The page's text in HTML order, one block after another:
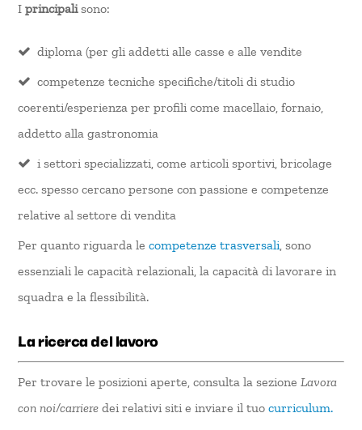
Iprincipalisono:
diploma (per gli addetti alle casse e alle vendite
competenze tecniche specifiche/titoli di studio
coerenti/esperienza per profili come macellaio, fornaio,
addetto alla gastronomia
i settori specializzati, come articoli sportivi, bricolage
ecc. spesso cercano persone con passione e competenze
relative al settore di vendita
Per quanto riguarda lecompetenze trasversali, sono
essenziali le capacità relazionali, la capacità di lavorare in
squadra e la flessibilità.
La ricerca del lavoro
Per trovare le posizioni aperte, consulta la sezioneLavora
con noi/carriere dei relativi siti e inviare il tuocurriculum.